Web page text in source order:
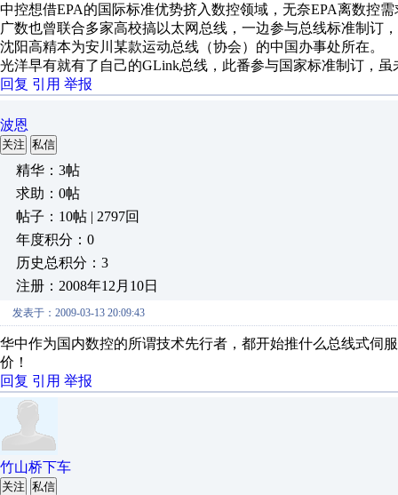
中控想借EPA的国际标准优势挤入数控领域，无奈EPA离数控
广数也曾联合多家高校搞以太网总线，一边参与总线标准制订
沈阳高精本为安川某款运动总线（协会）的中国办事处所在。
光洋早有就有了自己的GLink总线，此番参与国家标准制订，
回复 引用 举报
波恩
关注 私信
精华：3帖
求助：0帖
帖子：10帖 | 2797回
年度积分：0
历史总积分：3
注册：2008年12月10日
发表于：2009-03-13 20:09:43
华中作为国内数控的所谓技术先行者，都开始推什么总线式伺
价！
回复 引用 举报
竹山桥下车
关注 私信